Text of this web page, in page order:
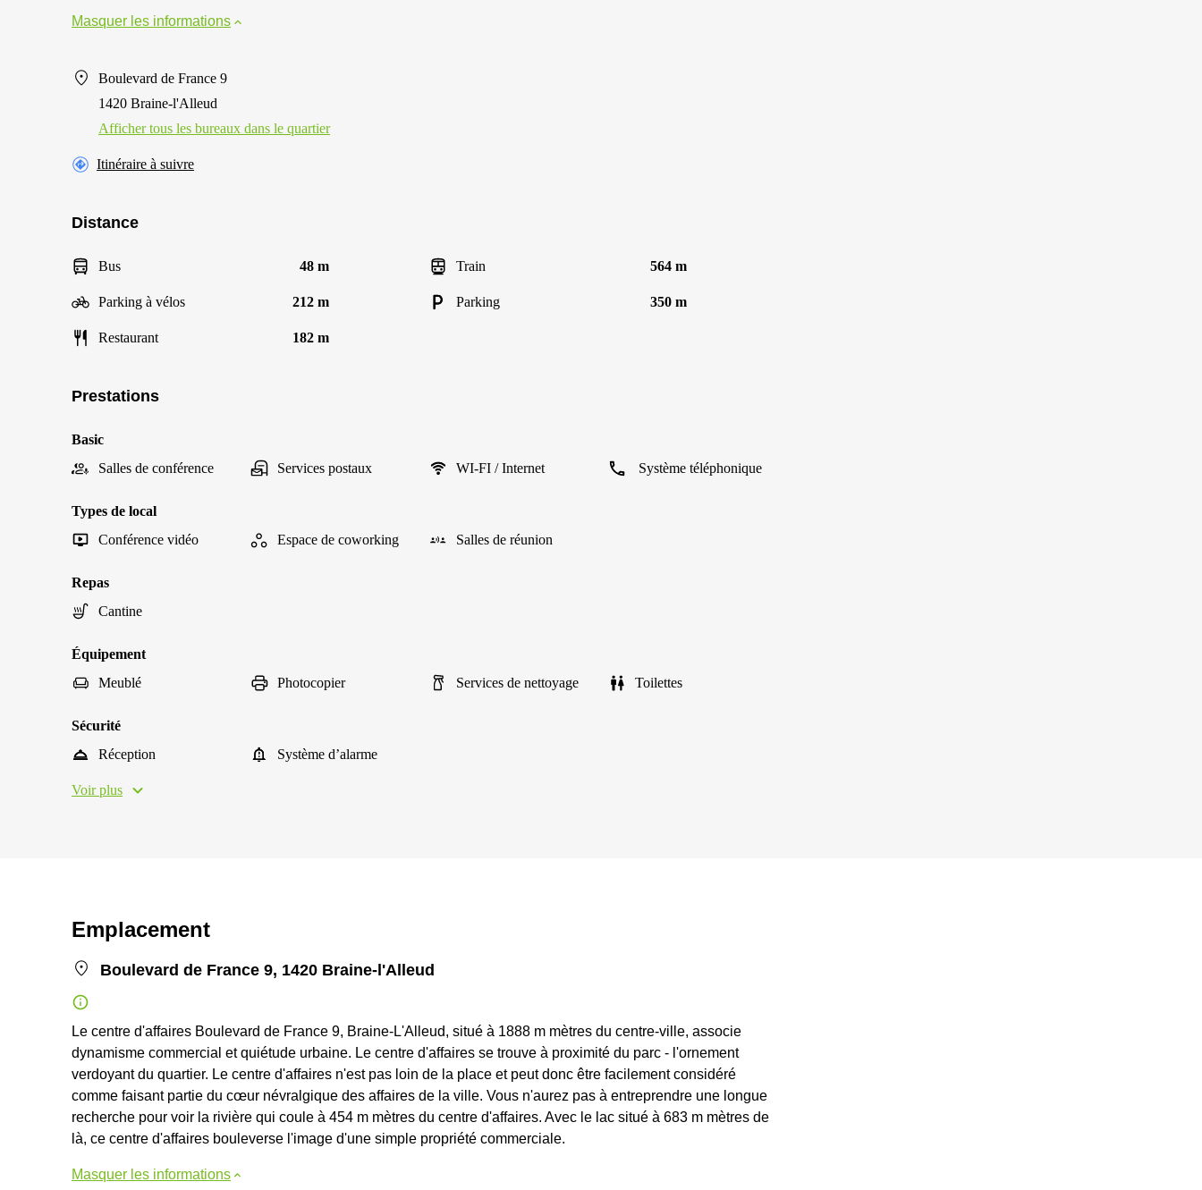
Masquer les informations
Boulevard de France 9
1420 Braine-l'Alleud
Afficher tous les bureaux dans le quartier
Itinéraire à suivre
Distance
Bus 48 m Train 564 m
Parking à vélos 212 m Parking 350 m
Restaurant 182 m
Prestations
Basic
Salles de conférence
Services postaux WI-FI / Internet Système téléphonique
Types de local
Conférence vidéo
Espace de coworking Salles de réunion
Repas
Cantine
Équipement
Meublé
Photocopier Services de nettoyage Toilettes
Sécurité
Réception
Système d’alarme
Voir plus
Emplacement
Boulevard de France 9, 1420 Braine-l'Alleud
Le centre d'affaires Boulevard de France 9, Braine-L'Alleud, situé à 1888 m mètres du centre-ville, associe
dynamisme commercial et quiétude urbaine. Le centre d'affaires se trouve à proximité du parc - l'ornement
verdoyant du quartier. Le centre d'affaires n'est pas loin de la place et peut donc être facilement considéré
comme faisant partie du cœur névralgique des affaires de la ville. Vous n'aurez pas à entreprendre une longue
recherche pour voir la rivière qui coule à 454 m mètres du centre d'affaires. Avec le lac situé à 683 m mètres de
là, ce centre d'affaires bouleverse l'image d'une simple propriété commerciale.
Masquer les informations